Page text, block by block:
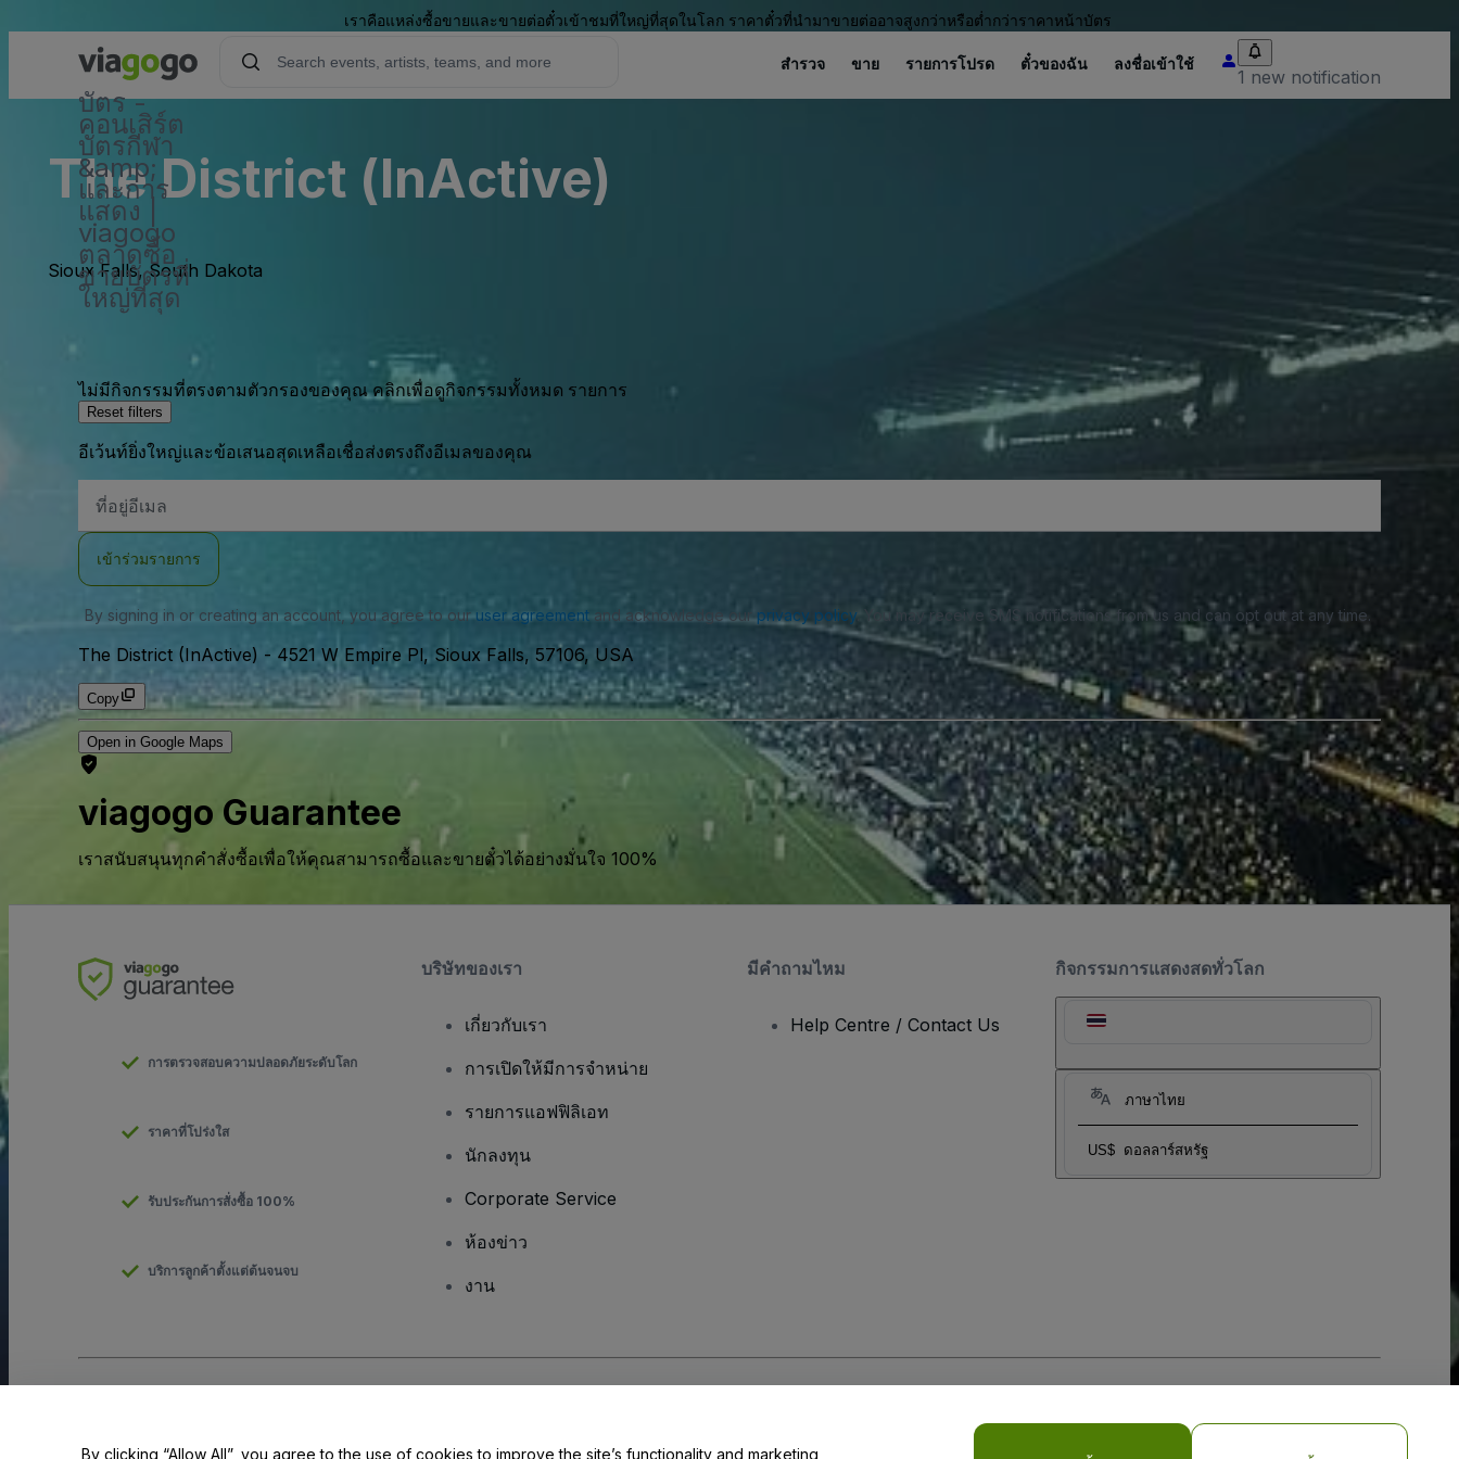
เราคือแหล่งซื้อขายและขายต่อตั๋วเข้าชมที่ใหญ่ที่สุดในโลก ราคาตั๋วที่นำมาขายต่ออาจสูงกว่าหรือต่ำกว่าราคาหน้าบัตร
บัตร -
คอนเสิร์ต
บัตรกีฬา
&amp;
และการ
แสดง |
viagogo
ตลาดซื้อ
ขายบัตรที่
ใหญ่ที่สุด
สำรวจ ขาย รายการโปรด ตั๋วของฉัน ลงชื่อเข้าใช้
1 new notification
The District (InActive)
Sioux Falls, South Dakota
ไม่มีกิจกรรมที่ตรงตามตัวกรองของคุณ คลิกเพื่อดูกิจกรรมทั้งหมด รายการ
Reset filters
อีเว้นท์ยิ่งใหญ่และข้อเสนอสุดเหลือเชื่อส่งตรงถึงอีเมลของคุณ
อยู่
เข้าร่วมรายการ
By signing in or creating an account, you agree to ouruser agreementand acknowledge our privacy policy. You may receive SMS notifications from us and can opt out at any time.
The District (InActive) - 4521 W Empire Pl, Sioux Falls, 57106, USA
Copy
Open in Google Maps
viagogo Guarantee
เราสนับสนุนทุกคําสั่งซื้อเพื่อให้คุณสามารถซื้อและขายตั๋วได้อย่างมั่นใจ 100%
กิจกรรมการแสดงสดทั่วโลก
ภาษาไทย
US$ ดอลลาร์สหรัฐ
การตรวจสอบความปลอดภัยระดับโลก
ราคาที่โปร่งใส
รับประกันการสั่งซื้อ 100%
บริการลูกค้าตั้งแต่ต้นจนจบ
บริษัทของเรา
เกี่ยวกับเรา
การเปิดให้มีการจำหน่าย
รายการแอฟฟิลิเอท
นักลงทุน
Corporate Service
ห้องข่าว
งาน
มีคําถามไหม
Help Centre / Contact Us
ห้ามแชร์ข้อมูลส่วนบุคคลของฉัน/ทางเลือกเกี่ยวกับความเป็นส่วนตัวของคุณ
By clicking “Allow All”, you agree to the use of cookies to improve the site’s functionality and marketing